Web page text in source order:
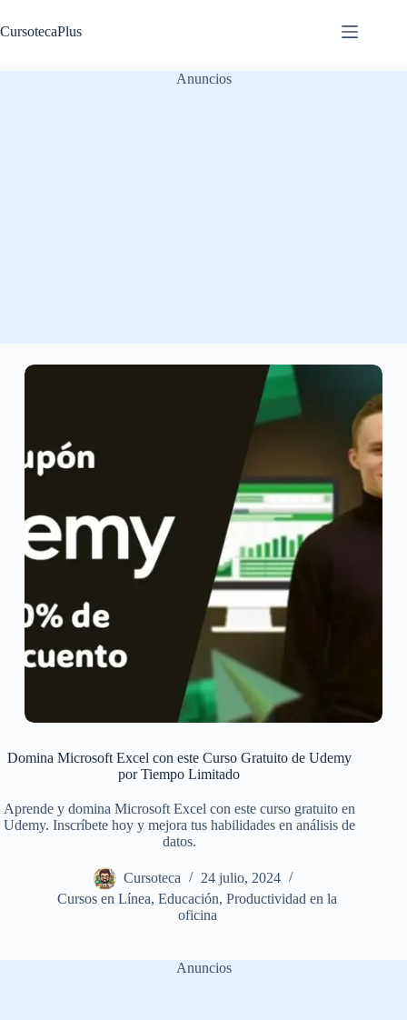
al
contenido
CursotecaPlus
Anuncios
Domina Microsoft Excel con este Curso Gratuito de Udemy
por Tiempo Limitado
Aprende y domina Microsoft Excel con este curso gratuito en
Udemy. Inscríbete hoy y mejora tus habilidades en análisis de
datos.
Cursoteca
24 julio, 2024
Cursos en Línea,Educación,Productividad en la
oficina
Anuncios